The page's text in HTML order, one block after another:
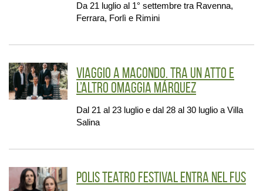
Da 21 luglio al 1° settembre tra Ravenna,
Ferrara, Forlì e Rimini
Viaggio a Macondo. Tra un atto e
l’altro omaggia Márquez
Dal 21 al 23 luglio e dal 28 al 30 luglio a Villa
Salina
Polis Teatro Festival entra nel Fus